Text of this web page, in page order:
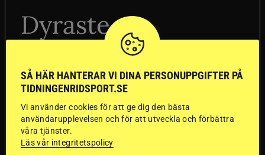
Dyraste
ridhjälmarna blev
sämst i test
Folksam har testat 15 ridhjälmar i olika
prisklasser för att se vilken som är den säkraste.
Det visar sig vara stor skillnad på säkerheten
mellan de olika hjälmarna – och dyrast är inte
SÅ HÄR HANTERAR VI DINA PERSONUPPGIFTER PÅ
TIDNINGENRIDSPORT.SE
Vi använder cookies för att ge dig den bästa
användarupplevelsen och för att utveckla och förbättra
våra tjänster.
Läs vår integritetspolicy